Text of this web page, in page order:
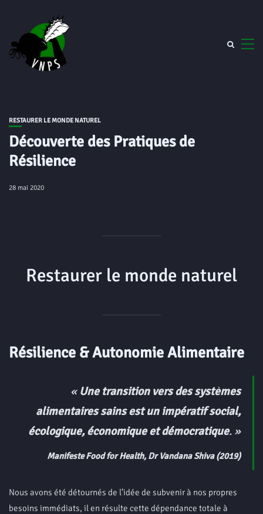
RESTAURER LE MONDE NATUREL
Découverte des Pratiques de
Résilience
28 mai 2020
Restaurer le monde naturel
Résilience & Autonomie Alimentaire
«Une transition vers des systèmes
alimentaires sains est un impératif social,
écologique, économique et démocratique. »
Manifeste Food for Health, Dr Vandana Shiva (2019)
Nous avons été détournés de l’idée de subvenir à nos propres
besoins immédiats, il en résulte cette dépendance totale à